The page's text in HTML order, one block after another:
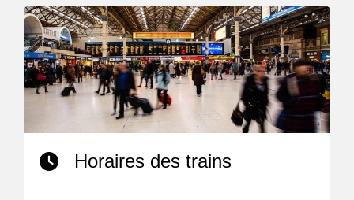
Horaires des trains